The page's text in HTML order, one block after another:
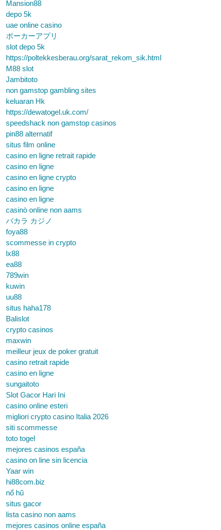
Mansion88
depo 5k
uae online casino
ポーカーアプリ
slot depo 5k
https://poltekkesberau.org/sarat_rekom_sik.html
M88 slot
Jambitoto
non gamstop gambling sites
keluaran Hk
https://dewatogel.uk.com/
speedshack non gamstop casinos
pin88 alternatif
situs film online
casino en ligne retrait rapide
casino en ligne
casino en ligne crypto
casino en ligne
casino en ligne
casinò online non aams
バカラ カジノ
foya88
scommesse in crypto
lx88
ea88
789win
kuwin
uu88
situs haha178
Balislot
crypto casinos
maxwin
meilleur jeux de poker gratuit
casino retrait rapide
casino en ligne
sungaitoto
Slot Gacor Hari Ini
casino online esteri
migliori crypto casino Italia 2026
siti scommesse
toto togel
mejores casinos españa
casino on line sin licencia
Yaar win
hi88com.biz
nổ hũ
situs gacor
lista casino non aams
mejores casinos online españa